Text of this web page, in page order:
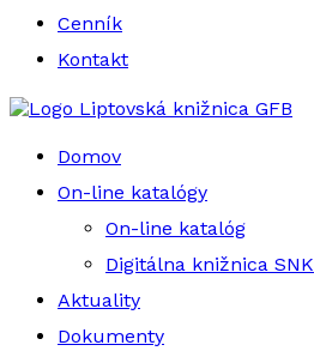
Cenník
Kontakt
Liptovská knižnica GFB
Domov
On-line katalógy
On-line katalóg
Digitálna knižnica SNK
Aktuality
Dokumenty